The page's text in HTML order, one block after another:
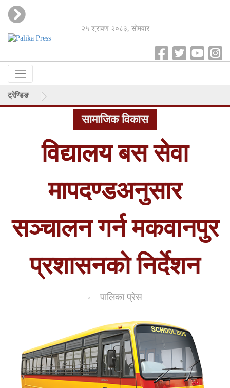
२५ श्रावण २०८३, सोमवार
ट्रेण्डिङ
सामाजिक विकास
विद्यालय बस सेवा
मापदण्डअनुसार
सञ्चालन गर्न मकवानपुर
प्रशासनको निर्देशन
पालिका प्रेस